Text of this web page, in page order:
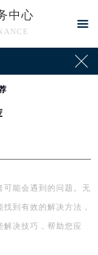
中心


能会遇到的问题。无
到有效的解决方法，
解决技巧，帮助您应